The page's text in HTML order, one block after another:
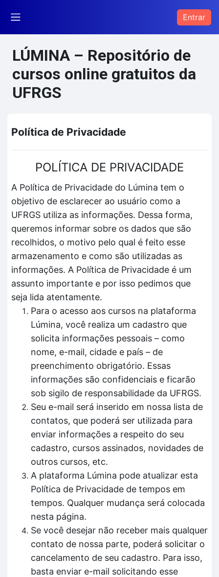
Entrar
LÚMINA – Repositório de
cursos online gratuitos da
UFRGS
Política de Privacidade
POLÍTICA DE PRIVACIDADE
A Política de Privacidade do Lúmina tem o
objetivo de esclarecer ao usuário como a
UFRGS utiliza as informações. Dessa forma,
queremos informar sobre os dados que são
recolhidos, o motivo pelo qual é feito esse
armazenamento e como são utilizadas as
informações. A Política de Privacidade é um
assunto importante e por isso pedimos que
seja lida atentamente.
Para o acesso aos cursos na plataforma
Lúmina, você realiza um cadastro que
solicita informações pessoais – como
nome, e-mail, cidade e país – de
preenchimento obrigatório. Essas
informações são confidenciais e ficarão
sob sigilo de responsabilidade da UFRGS.
Seu e-mail será inserido em nossa lista de
contatos, que poderá ser utilizada para
enviar informações a respeito do seu
cadastro, cursos assinados, novidades de
outros cursos, etc.
A plataforma Lúmina pode atualizar esta
Política de Privacidade de tempos em
tempos. Qualquer mudança será colocada
nesta página.
Se você desejar não receber mais qualquer
contato de nossa parte, poderá solicitar o
cancelamento de seu cadastro. Para isso,
basta enviar e-mail solicitando esse